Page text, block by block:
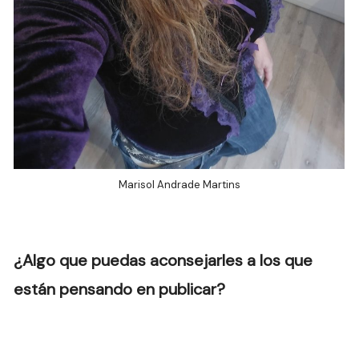
Marisol Andrade Martins
¿Algo que puedas aconsejarles a los que
están pensando en publicar?